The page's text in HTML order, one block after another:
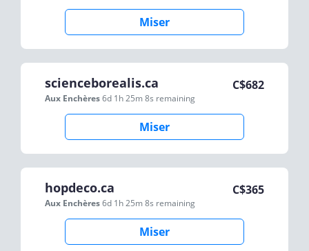
Miser
scienceborealis.ca
Aux Enchères6d 1h 25m 8s remaining
C$682
Miser
hopdeco.ca
Aux Enchères6d 1h 25m 8s remaining
C$365
Miser